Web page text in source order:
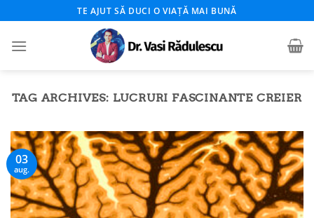
to
content
TE AJUT SĂ DUCI O VIAȚĂ MAI BUNĂ
TAG ARCHIVES: LUCRURI FASCINANTE CREIER
03
aug.